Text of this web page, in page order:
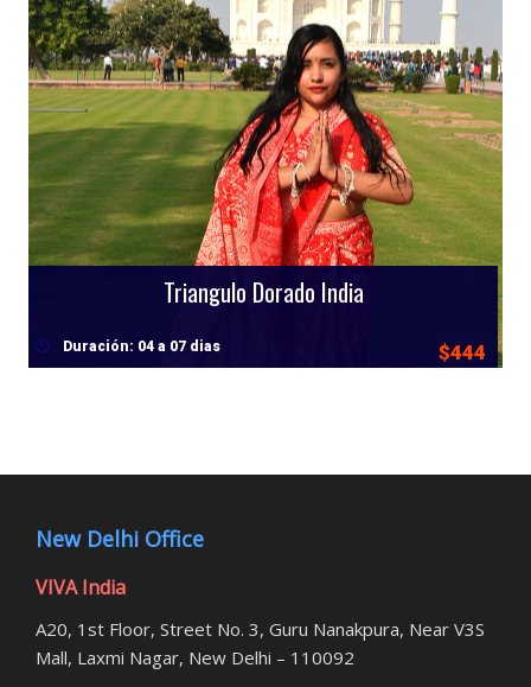
Triangulo Dorado India
$444
Duración: 04 a 07 dias
New Delhi Office
VIVA India
A20, 1st Floor, Street No. 3, Guru Nanakpura, Near V3S
Mall, Laxmi Nagar, New Delhi – 110092